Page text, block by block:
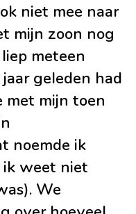
niet mee naar
mijn zoon nog
meteen
geleden had
met mijn toen
noemde ik
ik weet niet
We